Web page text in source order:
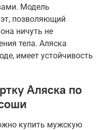
Модель
позволяющий
ничуть не
тела. Аляска
имеет устойчивость
Аляска по
купить мужскую